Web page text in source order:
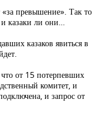
«за превышение». Так то
казаки ли они…
казаков явиться в
от 15 потерпевших
комитет, и
и запрос от